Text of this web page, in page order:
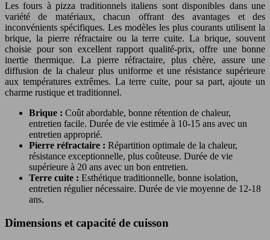
Les fours à pizza traditionnels italiens sont disponibles dans une
variété de matériaux, chacun offrant des avantages et des
inconvénients spécifiques. Les modèles les plus courants utilisent la
brique, la pierre réfractaire ou la terre cuite. La brique, souvent
choisie pour son excellent rapport qualité-prix, offre une bonne
inertie thermique. La pierre réfractaire, plus chère, assure une
diffusion de la chaleur plus uniforme et une résistance supérieure
aux températures extrêmes. La terre cuite, pour sa part, ajoute un
charme rustique et traditionnel.
Brique : Coût abordable, bonne rétention de chaleur,
entretien facile. Durée de vie estimée à 10-15 ans avec un
entretien approprié.
Pierre réfractaire : Répartition optimale de la chaleur,
résistance exceptionnelle, plus coûteuse. Durée de vie
supérieure à 20 ans avec un bon entretien.
Terre cuite : Esthétique traditionnelle, bonne isolation,
entretien régulier nécessaire. Durée de vie moyenne de 12-18
ans.
Dimensions et capacité de cuisson